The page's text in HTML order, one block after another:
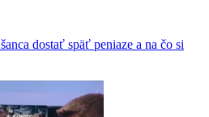
dostať späť peniaze a na čo si